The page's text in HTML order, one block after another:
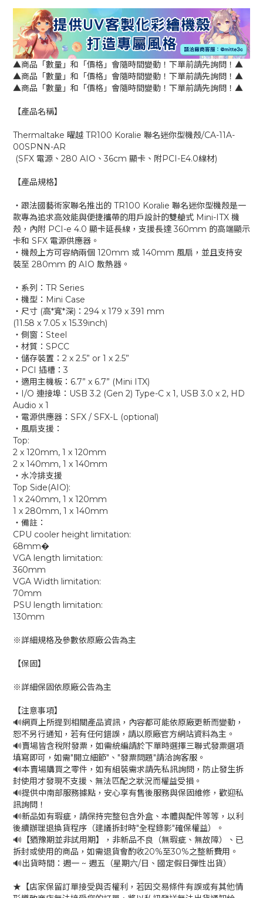
▲商品「數量」和「價格」會隨時間變動！下單前請先詢問！▲
▲商品「數量」和「價格」會隨時間變動！下單前請先詢問！▲
▲商品「數量」和「價格」會隨時間變動！下單前請先詢問！▲
【產品名稱】
Thermaltake 曜越 TR100 Koralie 聯名迷你型機殼/CA-11A-
00SPNN-AR
(SFX 電源、280 AIO、36cm 顯卡、附PCI-E4.0線材)
【產品規格】
‧跟法國藝術家聯名推出的 TR100 Koralie 聯名迷你型機殼是一
款專為追求高效能與便捷攜帶的用戶設計的雙艙式 Mini-ITX 機
殼，內附 PCI-e 4.0 顯卡延長線，支援長達 360mm 的高端顯示
卡和 SFX 電源供應器。
‧機殼上方可容納兩個 120mm 或 140mm 風扇，並且支持安
裝至 280mm 的 AIO 散熱器。
‧系列：TR Series
‧機型：Mini Case
‧尺寸 (高*寬*深)：294 x 179 x 391 mm
(11.58 x 7.05 x 15.39inch)
‧側窗：Steel
‧材質：SPCC
‧儲存裝置：2 x 2.5” or 1 x 2.5”
‧PCI 插槽：3
‧適用主機板：6.7” x 6.7” (Mini ITX)
‧I/O 連接埠：USB 3.2 (Gen 2) Type-C x 1, USB 3.0 x 2, HD
Audio x 1
‧電源供應器：SFX / SFX-L (optional)
‧風扇支援：
Top:
2 x 120mm, 1 x 120mm
2 x 140mm, 1 x 140mm
‧水冷排支援
Top Side(AIO):
1 x 240mm, 1 x 120mm
1 x 280mm, 1 x 140mm
‧備註：
CPU cooler height limitation:
68mm�
VGA length limitation:
360mm
VGA Width limitation:
70mm
PSU length limitation:
130mm
※詳細規格及參數依原廠公告為主
【保固】
※詳細保固依原廠公告為主
【注意事項】
🔊網頁上所提到相關產品資訊，內容都可能依原廠更新而變動，
恕不另行通知，若有任何錯誤，請以原廠官方網站資料為主。
🔊賣場皆含稅附發票，如需統編請於下單時選擇三聯式發票選項
填寫即可，如需"開立細節"、"發票問題"請洽詢客服。
🔊本賣場購買之零件，如有組裝需求請先私訊詢問，防止發生拆
封使用才發現不支援、無法匹配之狀況而權益受損。
🔊提供中南部服務據點，安心享有售後服務與保固維修，歡迎私
訊詢問！
🔊新品如有瑕疵，請保持完整包含外盒、本體與配件等等，以利
後續辦理退換貨程序（建議拆封時"全程錄影"確保權益）。
🔊【猶豫期並非試用期】，非新品不良（無瑕疵、無故障）、已
拆封或使用的商品，如需退貨會酌收20%至30%之整新費用。
🔊出貨時間：週一 ~ 週五（星期六/日、國定假日彈性出貨）
★【店家保留訂單接受與否權利，若因交易條件有誤或有其他情